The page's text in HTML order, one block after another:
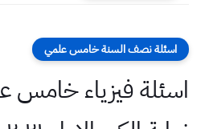
اسئلة نصف السنة خامس علمي
اسئلة فيزياء خامس